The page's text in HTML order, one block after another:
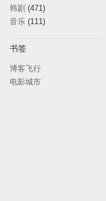
韩剧 (471)
音乐 (111)
书签
博客飞行
电影城市